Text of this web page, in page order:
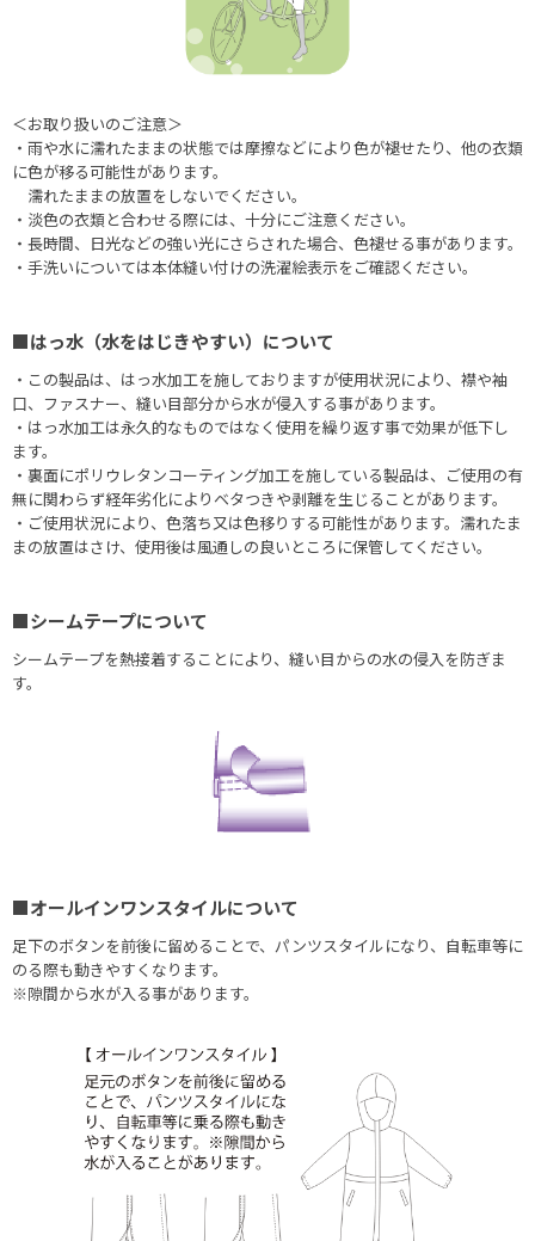
＜お取り扱いのご注意＞
・雨や水に濡れたままの状態では摩擦などにより色が褪せたり、他の衣類
に色が移る可能性があります。
濡れたままの放置をしないでください。
・淡色の衣類と合わせる際には、十分にご注意ください。
・長時間、日光などの強い光にさらされた場合、色褪せる事があります。
・手洗いについては本体縫い付けの洗濯絵表示をご確認ください。
■はっ水（水をはじきやすい）について
・この製品は、はっ水加工を施しておりますが使用状況により、襟や袖
口、ファスナー、縫い目部分から水が侵入する事があります。
・はっ水加工は永久的なものではなく使用を繰り返す事で効果が低下し
ます。
・裏面にポリウレタンコーティング加工を施している製品は、ご使用の有
無に関わらず経年劣化によりベタつきや剥離を生じることがあります。
・ご使用状況により、色落ち又は色移りする可能性があります。濡れたま
まの放置はさけ、使用後は風通しの良いところに保管してください。
■シームテープについて
シームテープを熱接着することにより、縫い目からの水の侵入を防ぎま
す。
■オールインワンスタイルについて
足下のボタンを前後に留めることで、パンツスタイルになり、自転車等に
のる際も動きやすくなります。
※隙間から水が入る事があります。